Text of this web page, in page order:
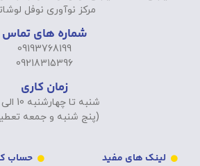
مرکز نوآوری نوفل
شماره های تماس
09193768199
09218315396
زمان کاری
شنبه تا چهارشنبه 10 الی 18
(پنج شنبه و جمعه
لینک های مفید حساب